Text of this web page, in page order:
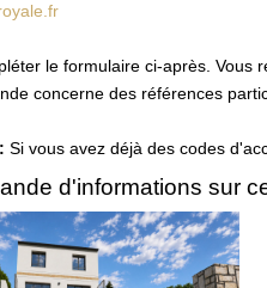
le formulaire ci-après. Vous
concerne des références
Si vous avez déjà des codes
d'informations sur